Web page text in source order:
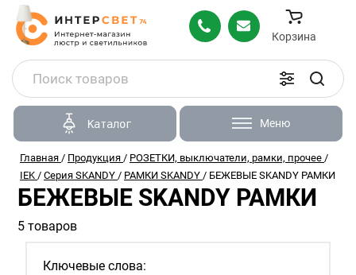
Корзина
Каталог Меню
Главная / Продукция / РОЗЕТКИ, выключатели, рамки, прочее /
IEK / Серия SKANDY / РАМКИ SKANDY / БЕЖЕВЫЕ SKANDY РАМКИ
БЕЖЕВЫЕ SKANDY РАМКИ
5 товаров
Ключевые слова: